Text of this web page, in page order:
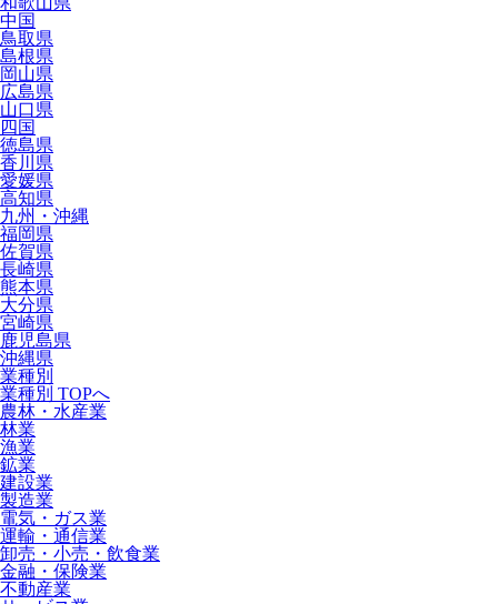
中国
鳥取県
島根県
岡山県
広島県
山口県
四国
徳島県
香川県
愛媛県
高知県
九州・沖縄
福岡県
佐賀県
長崎県
熊本県
大分県
宮崎県
鹿児島県
沖縄県
業種別
業種別 TOPへ
農林・水産業
林業
漁業
鉱業
建設業
製造業
電気・ガス業
運輸・通信業
卸売・小売・飲食業
金融・保険業
不動産業